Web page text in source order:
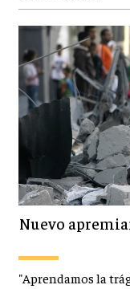
Nuevo
"Aprendamos la